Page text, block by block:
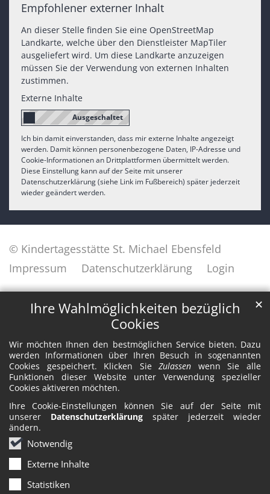
Ihre Wahlmöglichkeiten bezüglich
Cookies
Wir möchten Ihnen den bestmöglichen Service bieten. Dazu
werden Informationen über Ihren Besuch in sogenannten
Cookies gespeichert. Klicken SieZulassen wenn Sie alle
Funktionen dieser Website unter Verwendung spezieller
Cookies aktiveren möchten.
Ihre Cookie-Einstellungen können Sie auf der Seite mit
unserer Datenschutzerklärung später jederzeit wieder
ändern.
Notwendig
Externe Inhalte
Statistiken
✕
Empfohlener externer Inhalt
An dieser Stelle finden Sie eine OpenStreetMap
Landkarte, welche über den Dienstleister MapTiler
ausgeliefert wird. Um diese Landkarte anzuzeigen
müssen Sie der Verwendung von externen Inhalten
zustimmen.
Externe Inhalte
Ich bin damit einverstanden, dass mir externe Inhalte angezeigt
werden. Damit können personenbezogene Daten, IP-Adresse und
Cookie-Informationen an Drittplattformen übermittelt werden.
Diese Einstellung kann auf der Seite mit unserer
Datenschutzerklärung (siehe Link im Fußbereich) später jederzeit
wieder geändert werden.
© Kindertagesstätte St. Michael Ebensfeld
Impressum
Datenschutzerklärung Login